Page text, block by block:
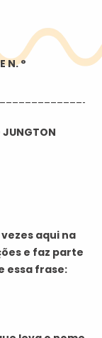
N. °
JUNGTON
aqui na
e faz parte
essa frase: